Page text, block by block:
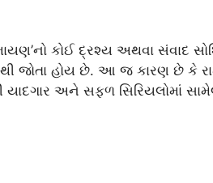
કોઈ દ્રશ્ય અથવા સંવાદ
જોતા હોય છે. આ જ કારણ છે કે
યાદગાર અને સફળ સિરિયલોમાં